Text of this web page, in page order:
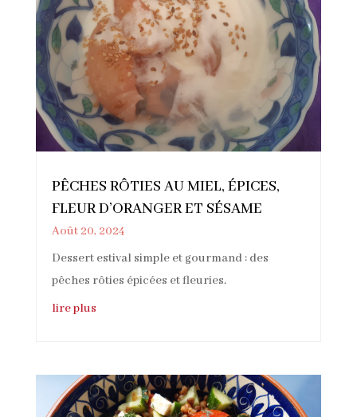
PÊCHES RÔTIES AU MIEL, ÉPICES,
FLEUR D’ORANGER ET SÉSAME
Août 20, 2024
Dessert estival simple et gourmand : des
pêches rôties épicées et fleuries.
lire plus